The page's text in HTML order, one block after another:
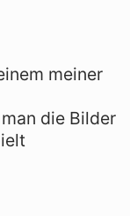
meiner
die Bilder